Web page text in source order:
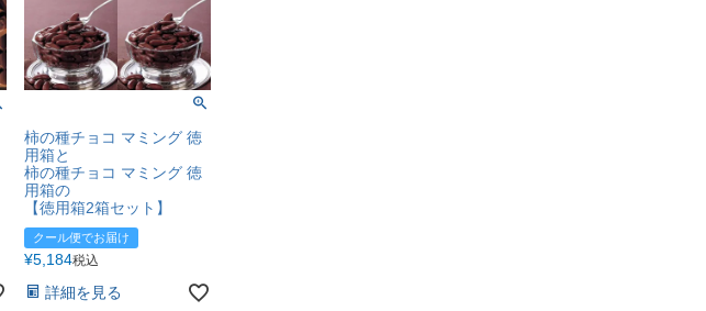
柿の種チョコ マミング 徳
用箱と
柿の種チョコ マミング 徳
用箱の
【徳用箱2箱セット】
クール便でお届け
¥5,184税込
詳細を見る